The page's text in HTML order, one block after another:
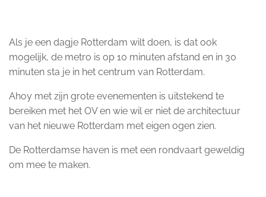
Als je een dagje Rotterdam wilt doen, is dat ook
mogelijk, de metro is op 10 minuten afstand en in 30
minuten sta je in het centrum van Rotterdam.
Ahoy met zijn grote evenementen is uitstekend te
bereiken met het OV en wie wil er niet de architectuur
van het nieuwe Rotterdam met eigen ogen zien.
De Rotterdamse haven is met een rondvaart geweldig
om mee te maken.